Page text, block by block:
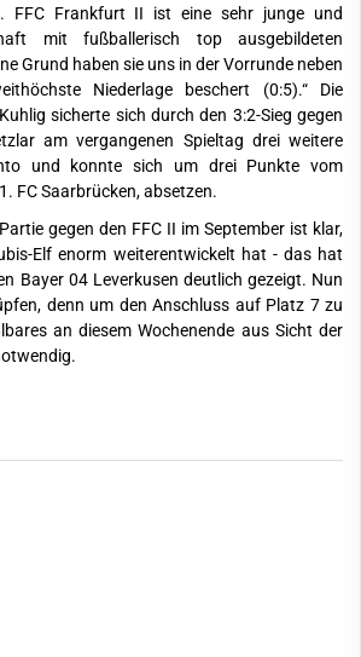
FFC Frankfurt II ist eine sehr junge und
mit fußballerisch top ausgebildeten
Grund haben sie uns in der Vorrunde neben
Niederlage beschert (0:5).“ Die
sicherte sich durch den 3:2-Sieg gegen
am vergangenen Spieltag drei weitere
und konnte sich um drei Punkte vom
FC Saarbrücken, absetzen.
gegen den FFC II im September ist klar,
Elf enorm weiterentwickelt hat - das hat
Bayer 04 Leverkusen deutlich gezeigt. Nun
denn um den Anschluss auf Platz 7 zu
an diesem Wochenende aus Sicht der